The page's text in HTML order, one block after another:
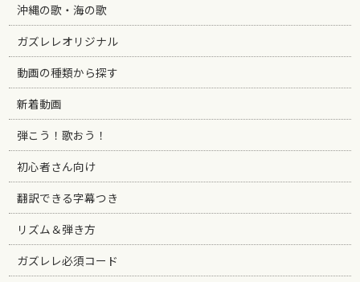
沖縄の歌・海の歌
ガズレレオリジナル
動画の種類から探す
新着動画
弾こう！歌おう！
初心者さん向け
翻訳できる字幕つき
リズム＆弾き方
ガズレレ必須コード